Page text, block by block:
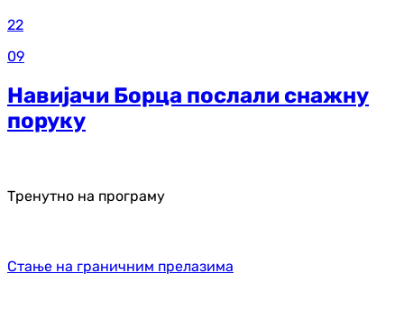
22
09
Навијачи Борца послали снажну
поруку
Тренутно на програму
Стање на граничним прелазима